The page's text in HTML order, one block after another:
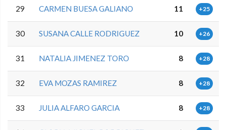
29 CARMEN BUESA GALIANO 11 +25
30 SUSANA CALLE RODRIGUEZ 10 +26
31 NATALIA JIMENEZ TORO 8 +28
32 EVA MOZAS RAMIREZ 8 +28
33 JULIA ALFARO GARCIA 8 +28